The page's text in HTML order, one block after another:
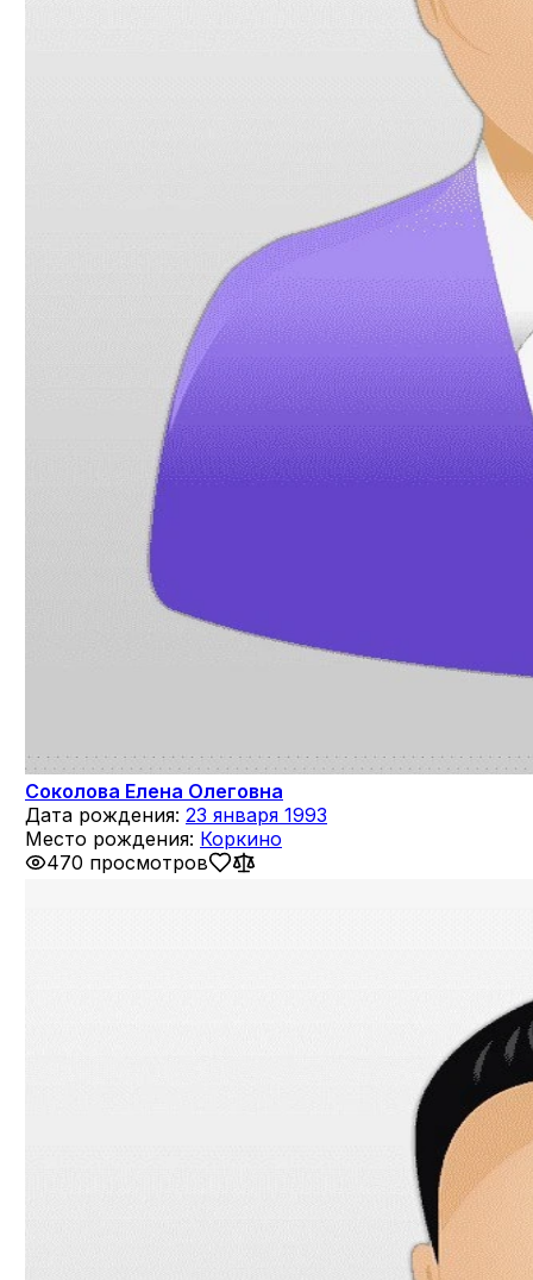
Соколова Елена Олеговна
Дата рождения: 23 января 1993
Место рождения: Коркино
470 просмотров